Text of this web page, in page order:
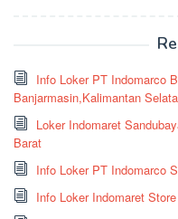
Info Loker PT Indomarco
Banjarmasin,Kalimantan
Loker Indomaret
Barat
Info Loker PT Indomarco
Info Loker Indomaret